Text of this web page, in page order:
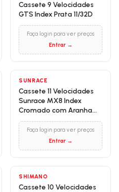
Cassete 9 Velocidades
GTS Index Prata 11/32D
Faça login para ver preços
Entrar →
SUNRACE
Cassete 11 Velocidades
Sunrace MX8 Index
Cromado com Aranha
Vermelha 11/42D
Faça login para ver preços
Entrar →
SHIMANO
Cassete 10 Velocidades